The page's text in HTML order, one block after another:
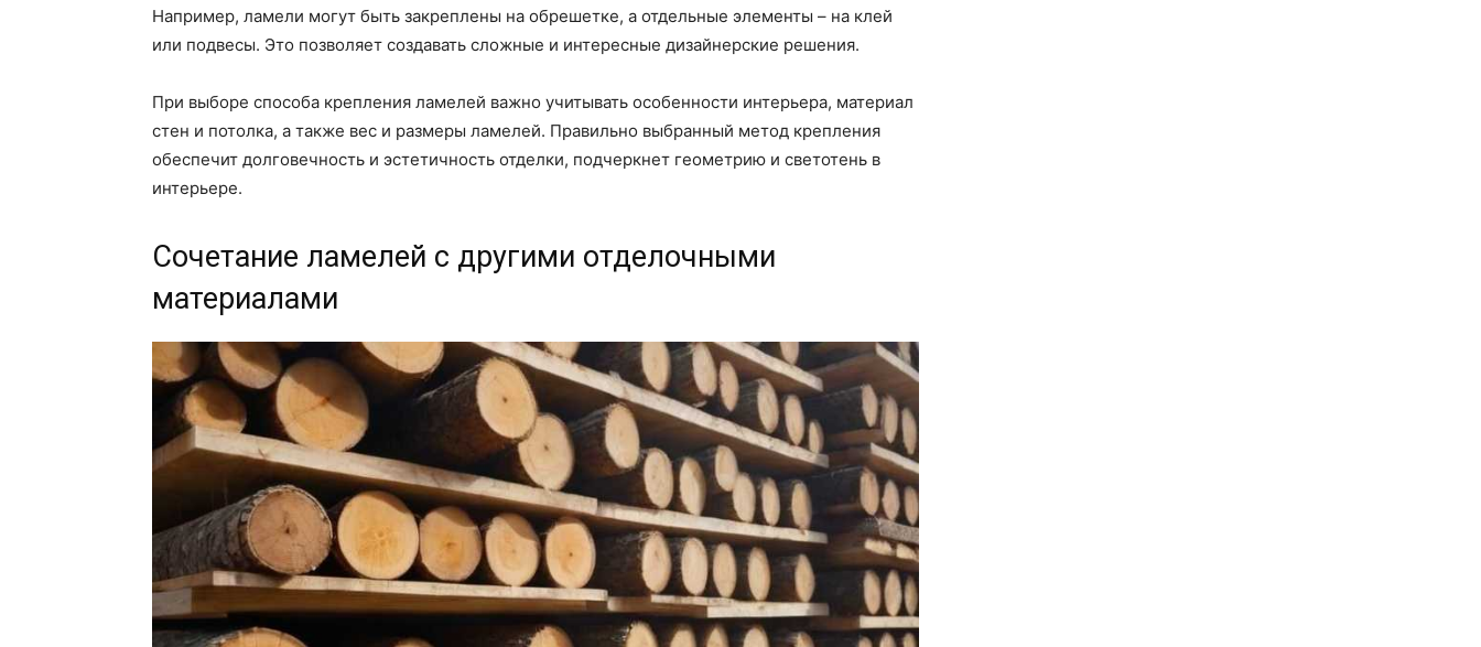
Например, ламели могут быть закреплены на обрешетке, а отдельные элементы – на клей
или подвесы. Это позволяет создавать сложные и интересные дизайнерские решения.
При выборе способа крепления ламелей важно учитывать особенности интерьера, материал
стен и потолка, а также вес и размеры ламелей. Правильно выбранный метод крепления
обеспечит долговечность и эстетичность отделки, подчеркнет геометрию и светотень в
интерьере.
Сочетание ламелей с другими отделочными
материалами